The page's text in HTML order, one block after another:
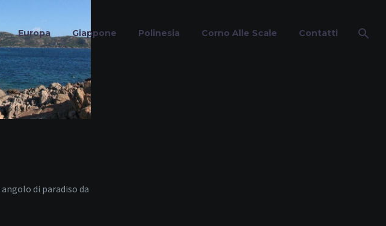
Europa Giappone Polinesia Corno Alle Scale Contatti
di paradiso da